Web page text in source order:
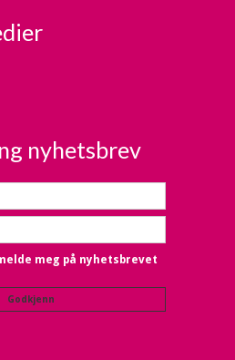
nyhetsbrev
meg på nyhetsbrevet
Godkjenn